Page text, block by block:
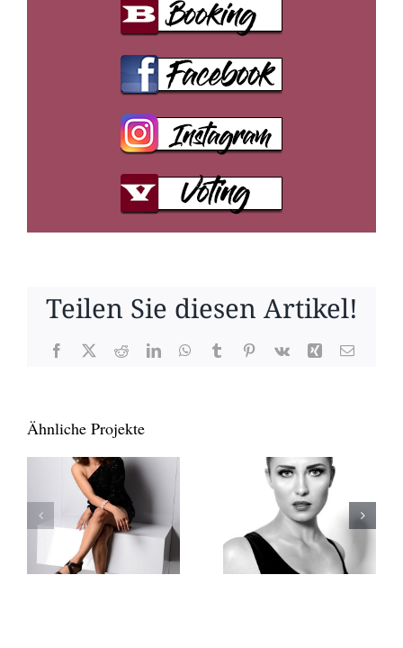
Teilen Sie diesen Artikel!
Facebook
X RedditLinkedInWhatsApp
TumblrPinterest
Vk Xing E-
Ähnliche Projekte